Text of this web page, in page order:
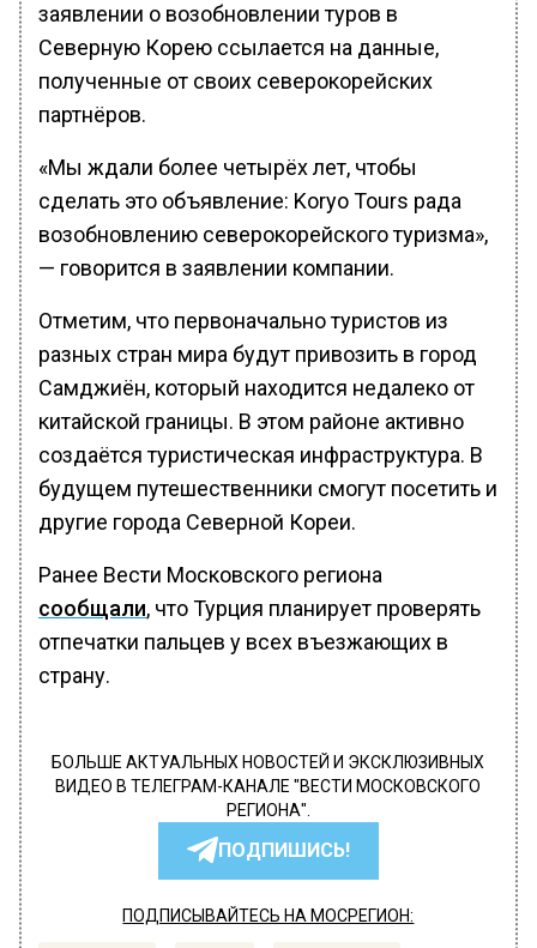
заявлении о возобновлении туров в
Северную Корею ссылается на данные,
полученные от своих северокорейских
партнёров.
«Мы ждали более четырёх лет, чтобы
сделать это объявление: Koryo Tours рада
возобновлению северокорейского туризма»,
— говорится в заявлении компании.
Отметим, что первоначально туристов из
разных стран мира будут привозить в город
Самджиён, который находится недалеко от
китайской границы. В этом районе активно
создаётся туристическая инфраструктура. В
будущем путешественники смогут посетить и
другие города Северной Кореи.
Ранее Вести Московского региона
сообщали, что Турция планирует проверять
отпечатки пальцев у всех въезжающих в
страну.
БОЛЬШЕ АКТУАЛЬНЫХ НОВОСТЕЙ И ЭКСКЛЮЗИВНЫХ
ВИДЕО В ТЕЛЕГРАМ-КАНАЛЕ "ВЕСТИ МОСКОВСКОГО
РЕГИОНА".
ПОДПИШИСЬ!
ПОДПИСЫВАЙТЕСЬ НА МОСРЕГИОН: